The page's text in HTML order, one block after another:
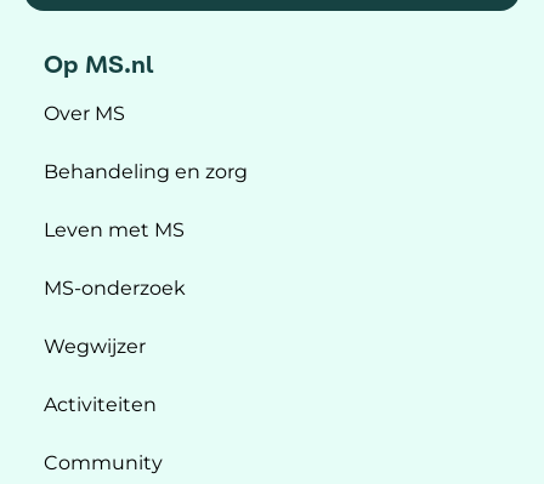
Op MS.nl
Over MS
Behandeling en zorg
Leven met MS
MS-onderzoek
Wegwijzer
Activiteiten
Community